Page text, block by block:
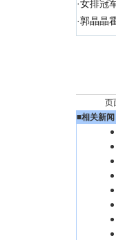
·女排冠
·郭晶晶
页
■相关新闻